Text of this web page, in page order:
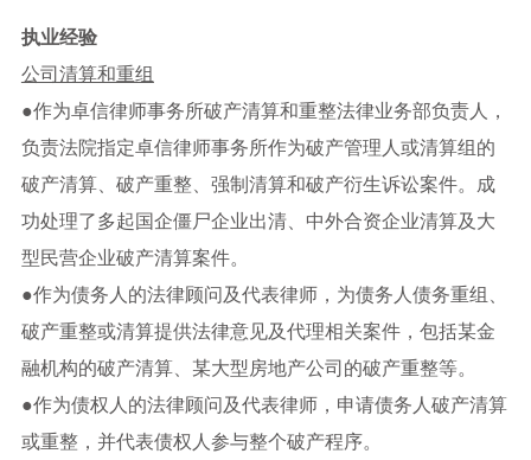
执业经验
公司清算和重组
●作为卓信律师事务所破产清算和重整法律业务部负责人，
负责法院指定卓信律师事务所作为破产管理人或清算组的
破产清算、破产重整、强制清算和破产衍生诉讼案件。成
功处理了多起国企僵尸企业出清、中外合资企业清算及大
型民营企业破产清算案件。
●作为债务人的法律顾问及代表律师，为债务人债务重组、
破产重整或清算提供法律意见及代理相关案件，包括某金
融机构的破产清算、某大型房地产公司的破产重整等。
●作为债权人的法律顾问及代表律师，申请债务人破产清算
或重整，并代表债权人参与整个破产程序。